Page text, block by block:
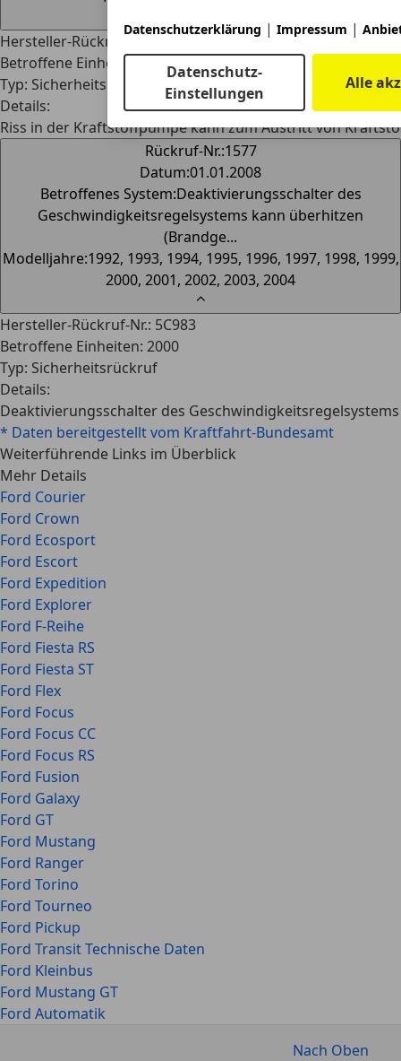
Hersteller-Rückruf-Nr.
Betroffene Einheiten
Typ: Sicherheitsrückruf
Details:
Riss in der Kraftstoffpumpe kann zum Austritt von
Rückruf-Nr.:1577
Datum:01.01.2008
Betroffenes System:Deaktivierungsschalter des
Geschwindigkeitsregelsystems kann überhitzen
(Brandge...
Modelljahre:1992, 1993, 1994, 1995, 1996, 1997, 1998, 1999,
2000, 2001, 2002, 2003, 2004
⌃
Hersteller-Rückruf-Nr.: 5C983
Betroffene Einheiten: 2000
Typ: Sicherheitsrückruf
Details:
Deaktivierungsschalter des
* Daten bereitgestellt vom Kraftfahrt-Bundesamt
Weiterführende Links im Überblick
Mehr Details
Ford Courier
Ford Crown
Ford Ecosport
Ford Escort
Ford Expedition
Ford Explorer
Ford F-Reihe
Ford Fiesta RS
Ford Fiesta ST
Ford Flex
Ford Focus
Ford Focus CC
Ford Focus RS
Ford Fusion
Ford Galaxy
Ford GT
Ford Mustang
Ford Ranger
Ford Torino
Ford Tourneo
Ford Pickup
Ford Transit Technische Daten
Ford Kleinbus
Ford Mustang GT
Ford Automatik
Nach Oben
Datenschutzerklärung | Impressum |
Datenschutz-
Einstellungen
Alle